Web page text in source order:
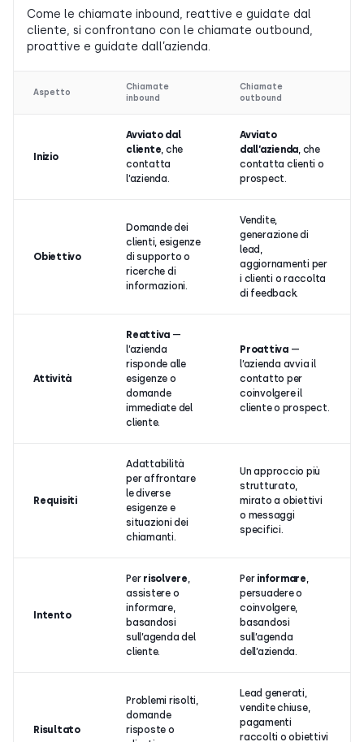
Come le chiamate inbound, reattive e guidate dal
cliente, si confrontano con le chiamate outbound,
proattive e guidate dall’azienda.
Aspetto
Chiamate
inbound
Chiamate
outbound
Inizio
Avviato dal
cliente, che
contatta
l’azienda.
Avviato
dall’azienda, che
contatta clienti o
prospect.
Obiettivo
Domande dei
clienti, esigenze
di supporto o
ricerche di
informazioni.
Vendite,
generazione di
lead,
aggiornamenti per
i clienti o raccolta
di feedback.
Attività
Reattiva —
l’azienda
risponde alle
esigenze o
domande
immediate del
cliente.
Proattiva—
l’azienda avvia il
contatto per
coinvolgere il
cliente o prospect.
Requisiti
Adattabilità
per affrontare
le diverse
esigenze e
situazioni dei
chiamanti.
Un approccio più
strutturato,
mirato a obiettivi
o messaggi
specifici.
Intento
Per risolvere,
assistere o
informare,
basandosi
sull’agenda del
cliente.
Per informare,
persuadere o
coinvolgere,
basandosi
sull’agenda
dell’azienda.
Risultato
Problemi risolti,
domande
risposte o
Lead generati,
vendite chiuse,
pagamenti
raccolti o obiettivi